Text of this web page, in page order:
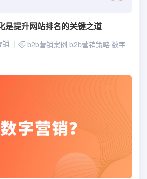
是提升网站排名的关键之道
销 b2b营销案例 b2b营销策略 数字